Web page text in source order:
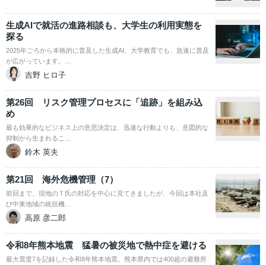
生成AIで就活の進路相談も、大学生の利用実態を
探る
2025年ごろから本格的に普及した生成AI。大学教育でも、急速に普及
が広がっています。…
吉野 ヒロ子
第26回 リスク管理プロセスに「追跡」を組み込
め
最も効果的なビジネス上の意思決定は、迅速な行動よりも、意図的な
抑制から生まれるこ…
鈴木 英夫
第21回 海外危機管理（7）
前回まで、現地のＴ氏の対応を中心に見てきましたが、今回は本社及
び中東地域の統括機…
高原 彦二郎
令和8年熊本地震 猛暑の被災地で熱中症を避ける
最大震度7を記録した令和8年熊本地震。熊本県内では400超の避難所